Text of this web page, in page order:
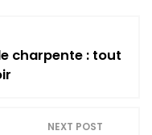
charpente : tout
NEXT POST